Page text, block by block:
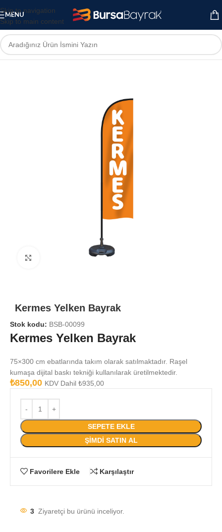
Skip to navigation
Skip to main content
MENU
Ana Sayfa Yelken Bayrak
Büyütmek için tıklayın
Kermes Yelken Bayrak
Stok kodu: BSB-00099
Kermes Yelken Bayrak
75×300 cm ebatlarında takım olarak satılmaktadır. Raşel
kumaşa dijital baskı tekniği kullanılarak üretilmektedir.
₺850,00 KDV Dahil ₺935,00
SEPETE EKLE
ŞIMDI SATIN AL
Favorilere Ekle Karşılaştır
3 Ziyaretçi bu ürünü inceliyor.